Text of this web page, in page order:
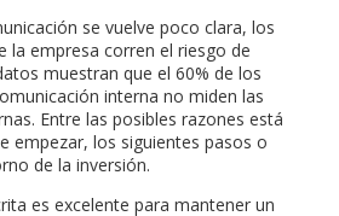
se vuelve poco clara, los
la empresa corren el riesgo de
muestran que el 60% de los
interna no miden las
Entre las posibles razones está
empezar, los siguientes pasos o
de la inversión.
es excelente para mantener un